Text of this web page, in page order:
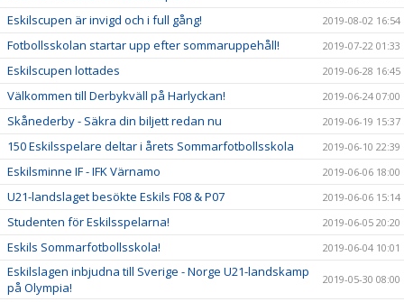
Eskilscupen är invigd och i full gång! 2019-08-02 16:54
Fotbollsskolan startar upp efter sommaruppehåll! 2019-07-22 01:33
Eskilscupen lottades 2019-06-28 16:45
Välkommen till Derbykväll på Harlyckan! 2019-06-24 07:00
Skånederby - Säkra din biljett redan nu 2019-06-19 15:37
150 Eskilsspelare deltar i årets Sommarfotbollsskola 2019-06-10 22:39
Eskilsminne IF - IFK Värnamo 2019-06-06 18:00
U21-landslaget besökte Eskils F08 & P07 2019-06-06 15:14
Studenten för Eskilsspelarna! 2019-06-05 20:20
Eskils Sommarfotbollsskola! 2019-06-04 10:01
Eskilslagen inbjudna till Sverige - Norge U21-landskamp
på Olympia!
2019-05-30 08:00